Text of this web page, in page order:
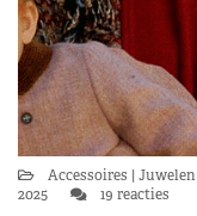
Accessoires Juwelen
2025
19 reacties